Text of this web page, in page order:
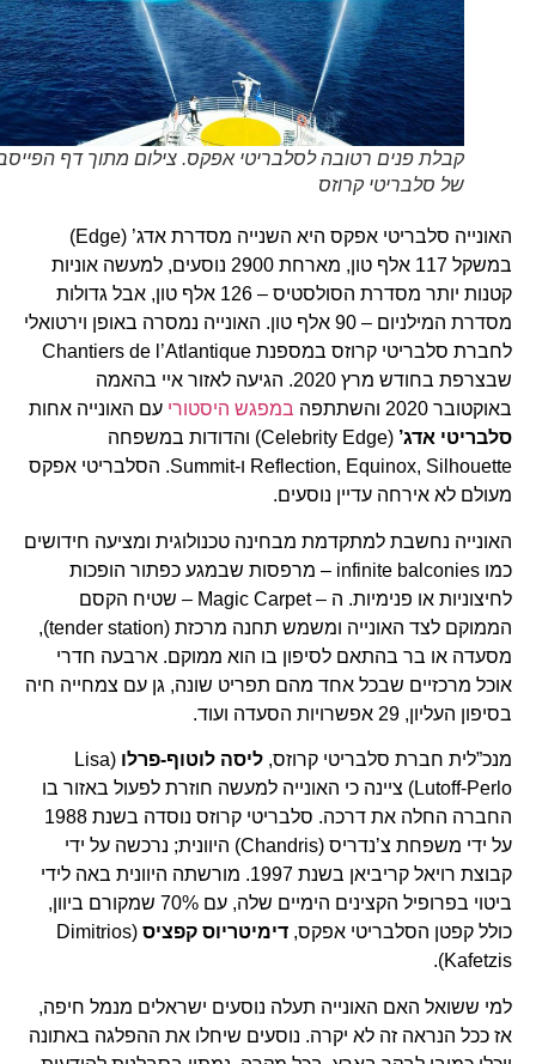
קבלת פנים רטובה לסלבריטי אפקס. צילום מתוך דף הפייסבוק
של סלבריטי קרוזס
האונייה סלבריטי אפקס היא השנייה מסדרת אדג’ (Edge)
במשקל 117 אלף טון, מארחת 2900 נוסעים, למעשה אוניות
קטנות יותר מסדרת הסולסטיס – 126 אלף טון, אבל גדולות
מסדרת המילניום – 90 אלף טון. האונייה נמסרה באופן וירטואלי
לחברת סלבריטי קרוזס במספנת Chantiers de l’Atlantique
שבצרפת בחודש מרץ 2020. הגיעה לאזור איי בהאמה
באוקטובר 2020 והשתתפה
במפגש היסטוריעם האונייה אחות
סלבריטי אדג’
(Celebrity Edge) והדודות במשפחה
Reflection, Equinox, Silhouette ו-Summit. הסלבריטי אפקס
מעולם לא אירחה עדיין נוסעים.
האונייה נחשבת למתקדמת מבחינה טכנולוגית ומציעה חידושים
כמו infinite balconies – מרפסות שבמגע כפתור הופכות
לחיצוניות או פנימיות. ה – Magic Carpet – שטיח הקסם
הממוקם לצד האונייה ומשמש תחנה מרכזת (tender station),
מסעדה או בר בהתאם לסיפון בו הוא ממוקם. ארבעה חדרי
אוכל מרכזיים שבכל אחד מהם תפריט שונה, גן עם צמחייה חיה
בסיפון העליון, 29 אפשרויות הסעדה ועוד.
מנכ”לית חברת סלבריטי קרוזס,ליסה לוטוף-פרלו (Lisa
Lutoff-Perlo) ציינה כי האונייה למעשה חוזרת לפעול באזור בו
החברה החלה את דרכה. סלבריטי קרוזס נוסדה בשנת 1988
על ידי משפחת צ’נדריס (Chandris) היוונית; נרכשה על ידי
קבוצת רויאל קריביאן בשנת 1997. מורשתה היוונית באה לידי
ביטוי בפרופיל הקצינים הימיים שלה, עם 70% שמקורם ביוון,
כולל קפטן הסלבריטי אפקס,דימיטריוס קפציס (Dimitrios
Kafetzis).
למי ששואל האם האונייה תעלה נוסעים ישראלים מנמל חיפה,
אז ככל הנראה זה לא יקרה. נוסעים שיחלו את ההפלגה באתונה